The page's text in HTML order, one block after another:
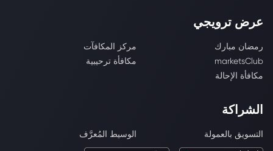
عرض ترويجي
رمضان مبارك
مركز المكافآت
marketsClub
مكافأة ترحيبية
مكافأة الإحالة
الشراكة
التسويق بالعمولة الوسيط المُعرَّف